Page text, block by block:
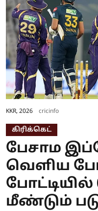
KKR, 2026 cricinfo
கிரிக்கெட்
பேசாம
வெளிய
போட்டியில்
மீண்டும்